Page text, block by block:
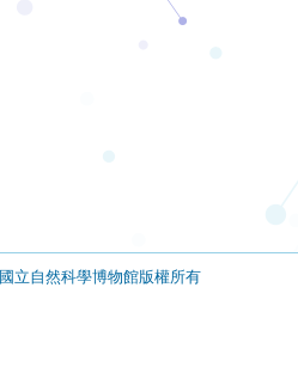
國立自然科學博物館版權所有